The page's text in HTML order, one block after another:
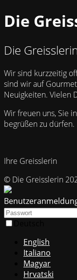
Die
Die
Wir sind kurzzeitig
sind wir auf
Neuigkeiten. Vielen
Wir freuen uns, Sie
begrüßen zu dürfen.
Ihre Greisslerin
© Die Greisslerin
English
Italiano
Magyar
Hrvatski